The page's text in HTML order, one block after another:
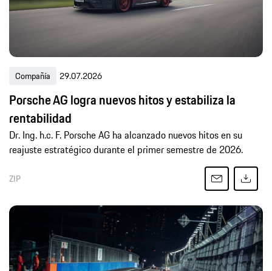
Compañía 29.07.2026
Porsche AG logra nuevos hitos y estabiliza la
rentabilidad
Dr. Ing. h.c. F. Porsche AG ha alcanzado nuevos hitos en su
reajuste estratégico durante el primer semestre de 2026.
ZIP